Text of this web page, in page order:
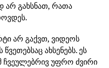
არ გახსნათ, რათა
არ გაქვთ, ვიდეოს
ახსენებს. ეს
ჩვეულებრივ უფრო ძვირი